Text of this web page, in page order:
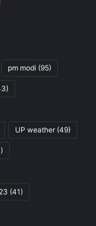
pm modi (95)
UP weather(49)
(41)